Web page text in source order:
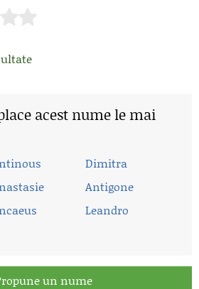
acest nume le mai
Dimitra
Antigone
Leandro
un nume